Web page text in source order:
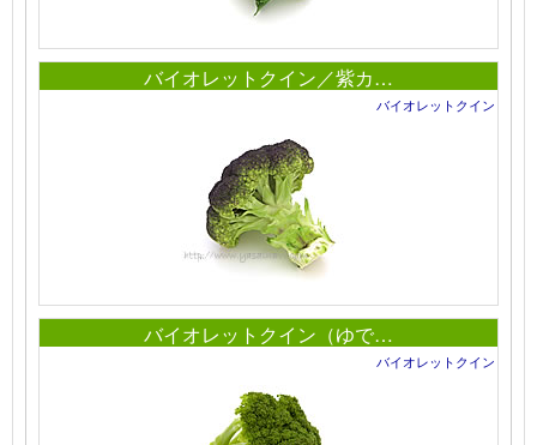
バイオレットクイン／紫カ…
バイオレットクイン
バイオレットクイン（ゆで…
バイオレットクイン